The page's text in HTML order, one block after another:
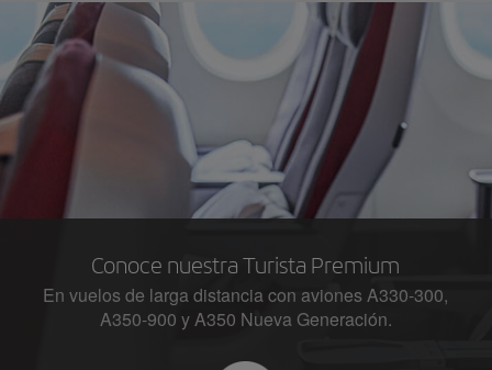
Conoce nuestra Turista Premium
En vuelos de larga distancia con aviones A330-300,
A350-900 y A350 Nueva Generación.